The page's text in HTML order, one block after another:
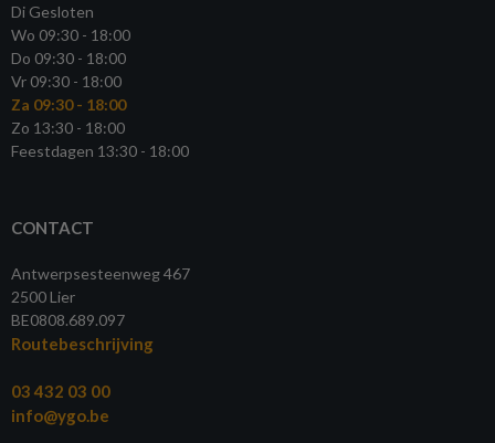
Di Gesloten
Wo 09:30 - 18:00
Do 09:30 - 18:00
Vr 09:30 - 18:00
Za 09:30 - 18:00
Zo 13:30 - 18:00
Feestdagen 13:30 - 18:00
CONTACT
Antwerpsesteenweg 467
2500 Lier
BE0808.689.097
Routebeschrijving
03 432 03 00
info@ygo.be